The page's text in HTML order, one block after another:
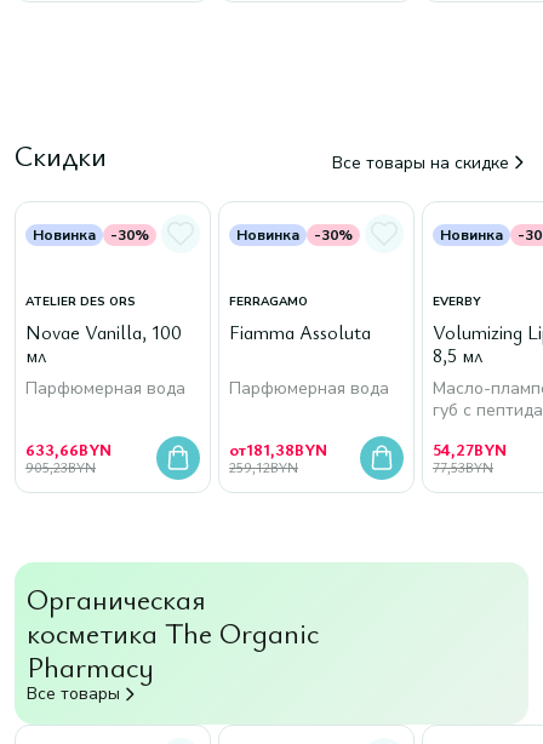
Скидки Все товары на скидке
Новинка -30%
ATELIER DES ORS
Novae Vanilla, 100
мл
Парфюмерная вода
633,66BYN
905,23BYN
Новинка -30%
FERRAGAMO
Fiamma Assoluta
Парфюмерная вода
от181,38BYN
259,12BYN
Новинка -
EVERBY
Volumizing
8,5 мл
Масло-
губ с
54,27BYN
77,53BYN
Органическая
косметика The Organic
Pharmacy
Все товары